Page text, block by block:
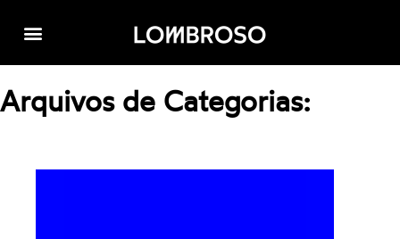
Arquivos de Categorias: